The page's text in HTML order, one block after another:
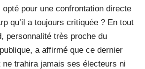
opté pour une confrontation directe
qu’il a toujours critiquée ? En tout
personnalité très proche du
a affirmé que ce dernier
trahira jamais ses électeurs ni